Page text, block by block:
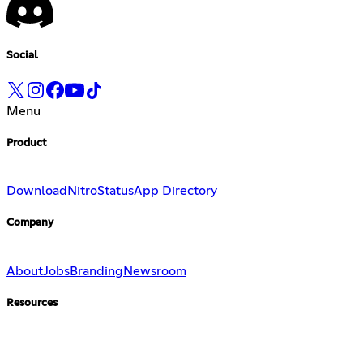
Social
Menu
Product
Download NitroStatusApp Directory
Company
AboutJobsBranding Newsroom
Resources